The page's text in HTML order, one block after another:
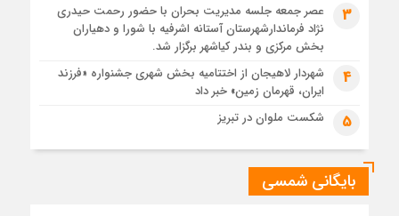
تصاویر هوایی مراسم تشییع پیکر مطهر آقای شهید ایران – مشهد
مراسم تشییع پیکر مطهر آقای شهید ایران – مشهد
تصاویری از تراکم جمعیت حاضر در میدان ثورهالعشرین نجف
اشرف
3
عصر جمعه جلسه مدیریت بحران با حضور رحمت حیدری
نژاد فرماندارشهرستان آستانه اشرفیه با شورا و دهیاران
بخش مرکزی و بندر کیاشهر برگزار شد.
4
شهردار لاهیجان از اختتامیه بخش شهری جشنواره «فرزند
ایران، قهرمان زمین» خبر داد
5 شکست ملوان در تبریز
بایگانی شمسی